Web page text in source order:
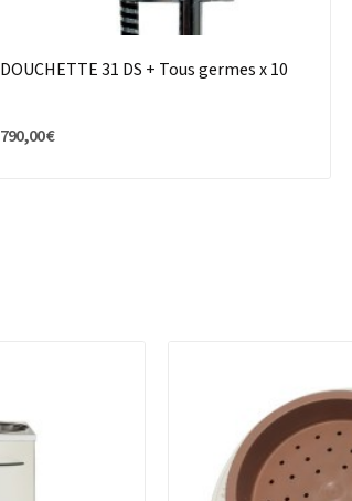
DOUCHETTE 31 DS + Tous germes x 10
790,00 €